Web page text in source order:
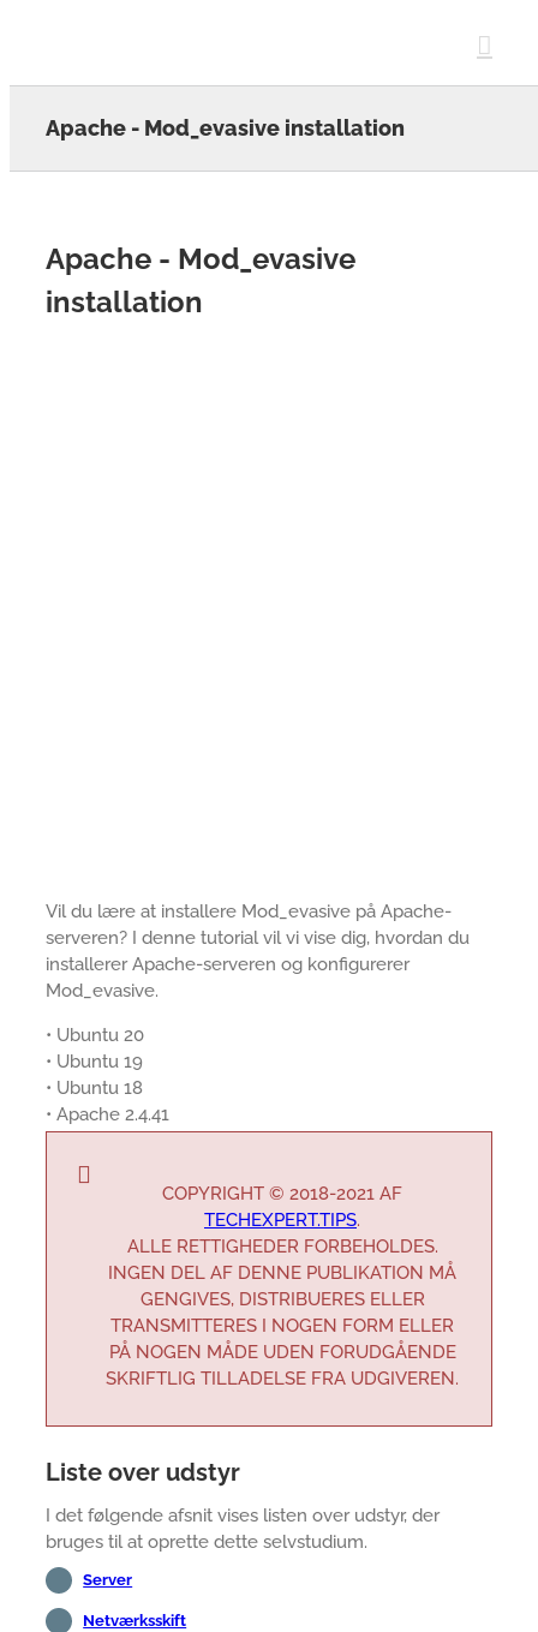
Apache - Mod_evasive installation
Apache - Mod_evasive
installation
Vil du lære at installere Mod_evasive på Apache-
serveren? I denne tutorial vil vi vise dig, hvordan du
installerer Apache-serveren og konfigurerer
Mod_evasive.
• Ubuntu 20
• Ubuntu 19
• Ubuntu 18
• Apache 2.4.41
COPYRIGHT © 2018-2021 AF
TECHEXPERT.TIPS.
ALLE RETTIGHEDER FORBEHOLDES.
INGEN DEL AF DENNE PUBLIKATION MÅ
GENGIVES, DISTRIBUERES ELLER
TRANSMITTERES I NOGEN FORM ELLER
PÅ NOGEN MÅDE UDEN FORUDGÅENDE
SKRIFTLIG TILLADELSE FRA UDGIVEREN.
Liste over udstyr
I det følgende afsnit vises listen over udstyr, der
bruges til at oprette dette selvstudium.
Server
Netværksskift